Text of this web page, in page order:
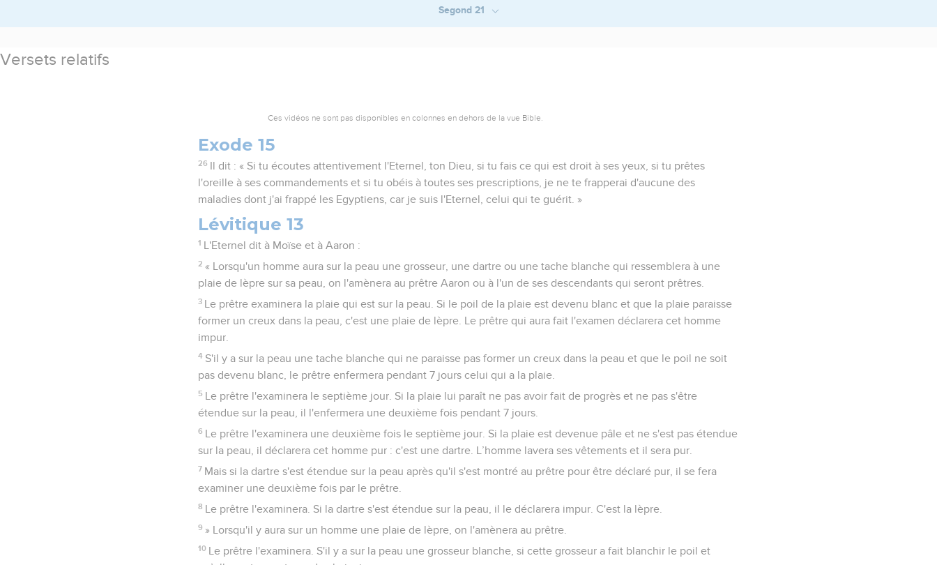
Segond 21
Versets relatifs
Ces vidéos ne sont pas disponibles en colonnes en dehors de la vue Bible.
Exode 15
26
Il dit : « Si tu écoutes attentivement l'Eternel, ton Dieu, si tu fais ce qui est droit à ses yeux, si tu prêtes
l'oreille à ses commandements et si tu obéis à toutes ses prescriptions, je ne te frapperai d'aucune des
maladies dont j'ai frappé les Egyptiens, car je suis l'Eternel, celui qui te guérit. »
Lévitique 13
1 L'Eternel dit à Moïse et à Aaron :
2 « Lorsqu'un homme aura sur la peau une grosseur, une dartre ou une tache blanche qui ressemblera à une
plaie de lèpre sur sa peau, on l'amènera au prêtre Aaron ou à l'un de ses descendants qui seront prêtres.
3
Le prêtre examinera la plaie qui est sur la peau. Si le poil de la plaie est devenu blanc et que la plaie paraisse
former un creux dans la peau, c'est une plaie de lèpre. Le prêtre qui aura fait l'examen déclarera cet homme
impur.
4 S'il y a sur la peau une tache blanche qui ne paraisse pas former un creux dans la peau et que le poil ne soit
pas devenu blanc, le prêtre enfermera pendant 7 jours celui qui a la plaie.
5
Le prêtre l'examinera le septième jour. Si la plaie lui paraît ne pas avoir fait de progrès et ne pas s'être
étendue sur la peau, il l'enfermera une deuxième fois pendant 7 jours.
6
Le prêtre l'examinera une deuxième fois le septième jour. Si la plaie est devenue pâle et ne s'est pas étendue
sur la peau, il déclarera cet homme pur : c'est une dartre. L’homme lavera ses vêtements et il sera pur.
7 Mais si la dartre s'est étendue sur la peau après qu'il s'est montré au prêtre pour être déclaré pur, il se fera
examiner une deuxième fois par le prêtre.
8 Le prêtre l'examinera. Si la dartre s'est étendue sur la peau, il le déclarera impur. C'est la lèpre.
9 » Lorsqu'il y aura sur un homme une plaie de lèpre, on l'amènera au prêtre.
10
Le prêtre l'examinera. S'il y a sur la peau une grosseur blanche, si cette grosseur a fait blanchir le poil et